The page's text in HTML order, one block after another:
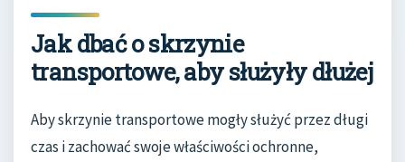
Jak dbać o skrzynie
transportowe, aby służyły dłużej
Aby skrzynie transportowe mogły służyć przez długi
czas i zachować swoje właściwości ochronne,